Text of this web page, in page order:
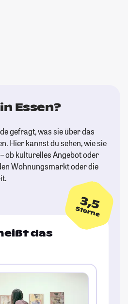
Essen?
gefragt, was sie über das
Hier kannst du sehen, wie sie
ob kulturelles Angebot oder
Wohnungsmarkt oder die
3,5
Sterne
das